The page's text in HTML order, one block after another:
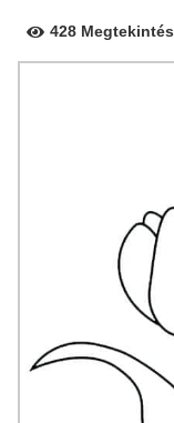
428 Megtekintés